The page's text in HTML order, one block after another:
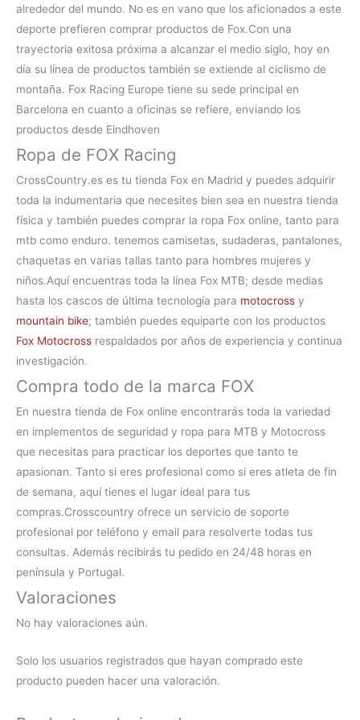
alrededor del mundo. No es en vano que los aficionados a este
deporte prefieren comprar productos de Fox.Con una
trayectoria exitosa próxima a alcanzar el medio siglo, hoy en
día su línea de productos también se extiende al ciclismo de
montaña. Fox Racing Europe tiene su sede principal en
Barcelona en cuanto a oficinas se refiere, enviando los
productos desde Eindhoven
Ropa de FOX Racing
CrossCountry.es es tu tienda Fox en Madrid y puedes adquirir
toda la indumentaria que necesites bien sea en nuestra tienda
física y también puedes comprar la ropa Fox online, tanto para
mtb como enduro. tenemos camisetas, sudaderas, pantalones,
chaquetas en varias tallas tanto para hombres mujeres y
niños.Aquí encuentras toda la línea Fox MTB; desde medias
hasta los cascos de última tecnología para motocross y
mountain bike; también puedes equiparte con los productos
Fox Motocross respaldados por años de experiencia y continua
investigación.
Compra todo de la marca FOX
En nuestra tienda de Fox online encontrarás toda la variedad
en implementos de seguridad y ropa para MTB y Motocross
que necesitas para practicar los deportes que tanto te
apasionan. Tanto si eres profesional como si eres atleta de fin
de semana, aquí tienes el lugar ideal para tus
compras.Crosscountry ofrece un servicio de soporte
profesional por teléfono y email para resolverte todas tus
consultas. Además recibirás tu pedido en 24/48 horas en
península y Portugal.
Valoraciones
No hay valoraciones aún.
Solo los usuarios registrados que hayan comprado este
producto pueden hacer una valoración.